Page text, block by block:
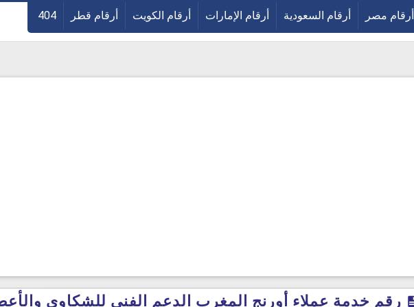
أرقام مصر أرقام السعودية أرقام الإمارات أرقام الكويت أرقام قطر 404
رقم خدمة عملاء أورنج المغرب الدعم الفنى للشكاوى والأعطال